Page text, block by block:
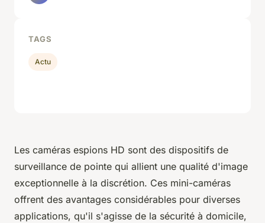
Les caméras espions HD sont des dispositifs de
surveillance de pointe qui allient une qualité d'image
exceptionnelle à la discrétion. Ces mini-caméras
offrent des avantages considérables pour diverses
applications, qu'il s'agisse de la sécurité à domicile,
TAGS
Actu